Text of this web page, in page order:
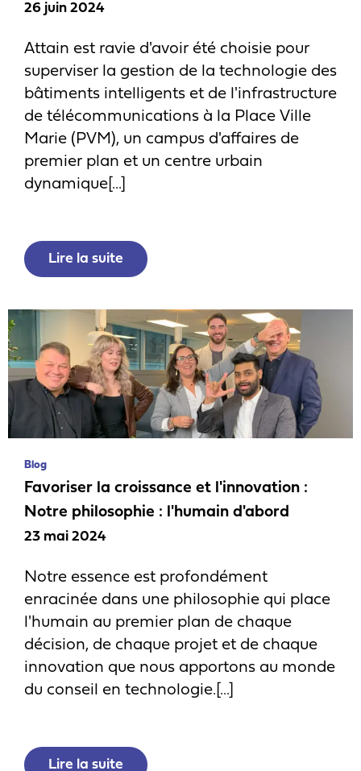
26 juin 2024
Attain est ravie d'avoir été choisie pour
superviser la gestion de la technologie des
bâtiments intelligents et de l'infrastructure
de télécommunications à la Place Ville
Marie (PVM), un campus d'affaires de
premier plan et un centre urbain
dynamique[...]
Lire la suite
Blog
Favoriser la croissance et l'innovation :
Notre philosophie : l'humain d'abord
23 mai 2024
Notre essence est profondément
enracinée dans une philosophie qui place
l'humain au premier plan de chaque
décision, de chaque projet et de chaque
innovation que nous apportons au monde
du conseil en technologie.[...]
Lire la suite